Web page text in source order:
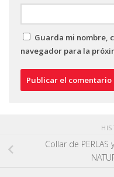
Guarda mi nombre,
navegador para la
Collar de PERLAS